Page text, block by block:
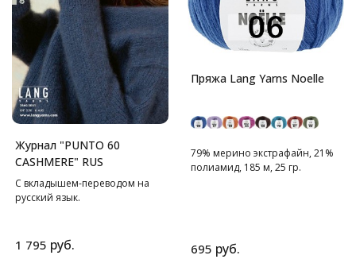
Журнал "PUNTO 60
CASHMERE" RUS
С вкладышем-переводом на
русский язык.
1 795 руб.
Пряжа Lang Yarns Noelle
79% мерино экстрафайн, 21%
полиамид, 185 м, 25 гр.
695 руб.